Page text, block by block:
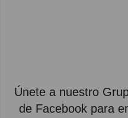
Únete a nuestro
de Facebook para